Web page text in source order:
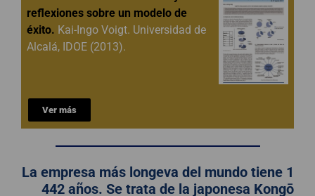
reflexiones sobre un modelo de
éxito. Kai-Ingo Voigt. Universidad de
Alcalá, IDOE (2013).
Ver más
La empresa más longeva del mundo tiene 1
442 años. Se trata de la japonesa Kongō